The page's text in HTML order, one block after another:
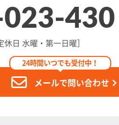
430
休日 水曜・第一日曜］
24時間いつでも受付中！
メールで問い合わせ